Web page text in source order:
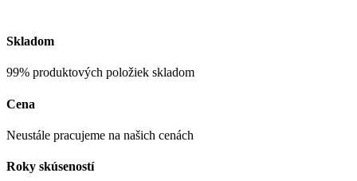
Skladom
99% produktových položiek skladom
Cena
Neustále pracujeme na našich cenách
Roky skúseností